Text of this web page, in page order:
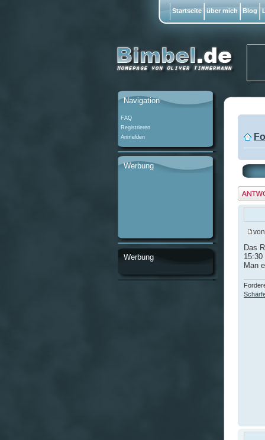
Das
15:30
Man
Navigation
FAQ
Registrieren
Anmelden
Werbung
Werbung
Startseite über mich Blog